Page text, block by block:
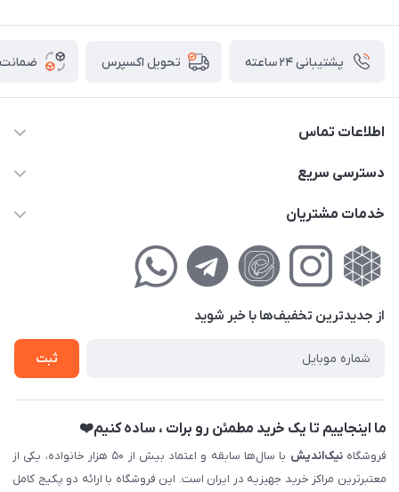
پشتیبانی ۲۴ ساعته تحویل اکسپرس ضمانت
اطلاعات تماس
02177111474
کوچه گلریز 4 غربی ، پلاک 13
دسترسی سریع
حساب کاربری
لیست محصولات
خدمات مشتریان
راهنمای‌خرید‌آنلاین
حریم خصوصی
فروش‌اقساطی
از جدید‌ترین تخفیف‌ها با‌ خبر شوید
ثبت
ما اینجاییم تا یک خرید مطمئن رو برات ، ساده کنیم❤️
فروشگاهنیک‌اندیش
با سال‌ها سابقه و اعتماد بیش از ۵۰ هزار خانواده، یکی از
معتبرترین مراکز خرید جهیزیه در ایران است. این فروشگاه با ارائه دو پکیج کامل